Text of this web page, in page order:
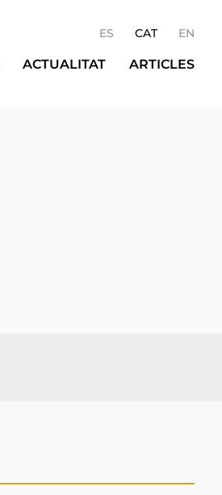
ES CAT EN
ACTUALITAT ARTICLES